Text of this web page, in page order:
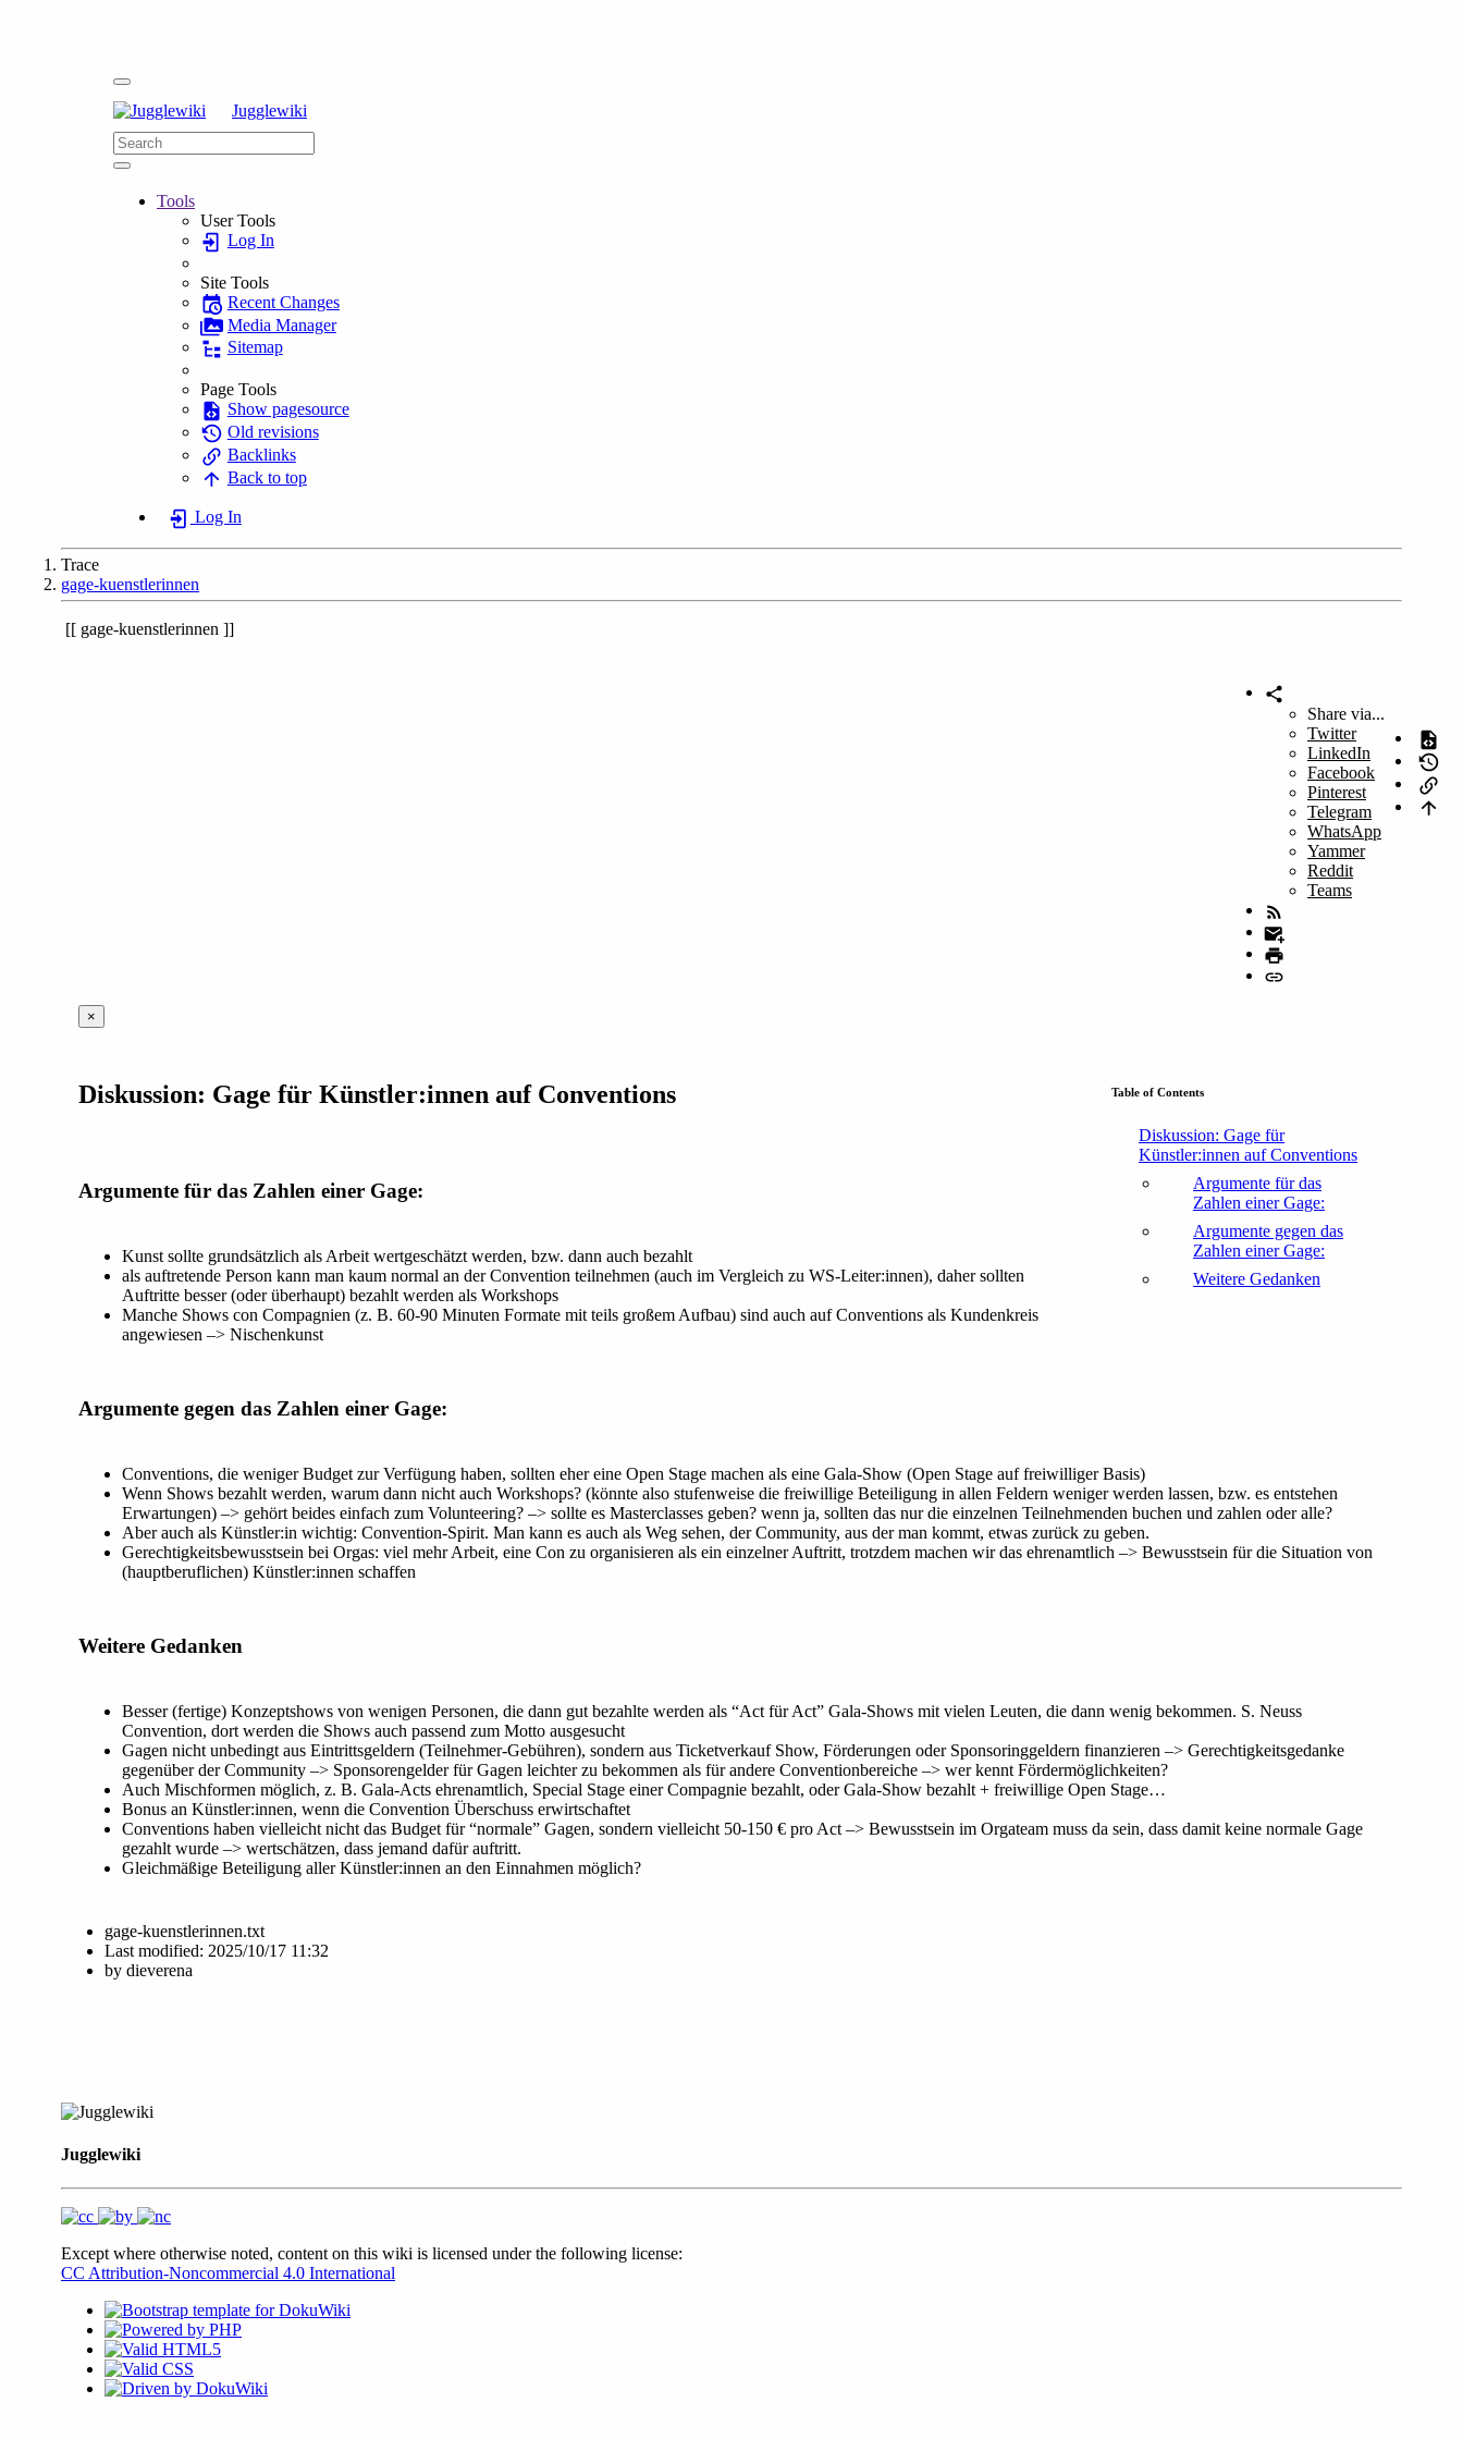
Jugglewiki
Tools
User Tools
Log In
Site Tools
Recent Changes
Media Manager
Sitemap
Page Tools
Show pagesource
Old revisions
Backlinks
Back to top
Log In
Trace
gage-kuenstlerinnen
gage-kuenstlerinnen
Share via...
Twitter
LinkedIn
Facebook
Pinterest
Telegram
WhatsApp
Yammer
Reddit
Teams
×
Table of Contents
Diskussion: Gage für
Künstler:innen auf Conventions
Argumente für das
Zahlen einer Gage:
Argumente gegen das
Zahlen einer Gage:
Weitere Gedanken
Diskussion: Gage für Künstler:innen auf Conventions
Argumente für das Zahlen einer Gage:
Kunst sollte grundsätzlich als Arbeit wertgeschätzt werden, bzw. dann auch bezahlt
als auftretende Person kann man kaum normal an der Convention teilnehmen (auch im Vergleich zu WS-Leiter:innen), daher sollten
Auftritte besser (oder überhaupt) bezahlt werden als Workshops
Manche Shows con Compagnien (z. B. 60-90 Minuten Formate mit teils großem Aufbau) sind auch auf Conventions als Kundenkreis
angewiesen –> Nischenkunst
Argumente gegen das Zahlen einer Gage:
Conventions, die weniger Budget zur Verfügung haben, sollten eher eine Open Stage machen als eine Gala-Show (Open Stage auf freiwilliger Basis)
Wenn Shows bezahlt werden, warum dann nicht auch Workshops? (könnte also stufenweise die freiwillige Beteiligung in allen Feldern weniger werden lassen, bzw. es entstehen
Erwartungen) –> gehört beides einfach zum Volunteering? –> sollte es Masterclasses geben? wenn ja, sollten das nur die einzelnen Teilnehmenden buchen und zahlen oder alle?
Aber auch als Künstler:in wichtig: Convention-Spirit. Man kann es auch als Weg sehen, der Community, aus der man kommt, etwas zurück zu geben.
Gerechtigkeitsbewusstsein bei Orgas: viel mehr Arbeit, eine Con zu organisieren als ein einzelner Auftritt, trotzdem machen wir das ehrenamtlich –> Bewusstsein für die Situation von
(hauptberuflichen) Künstler:innen schaffen
Weitere Gedanken
Besser (fertige) Konzeptshows von wenigen Personen, die dann gut bezahlte werden als “Act für Act” Gala-Shows mit vielen Leuten, die dann wenig bekommen. S. Neuss
Convention, dort werden die Shows auch passend zum Motto ausgesucht
Gagen nicht unbedingt aus Eintrittsgeldern (Teilnehmer-Gebühren), sondern aus Ticketverkauf Show, Förderungen oder Sponsoringgeldern finanzieren –> Gerechtigkeitsgedanke
gegenüber der Community –> Sponsorengelder für Gagen leichter zu bekommen als für andere Conventionbereiche –> wer kennt Fördermöglichkeiten?
Auch Mischformen möglich, z. B. Gala-Acts ehrenamtlich, Special Stage einer Compagnie bezahlt, oder Gala-Show bezahlt + freiwillige Open Stage…
Bonus an Künstler:innen, wenn die Convention Überschuss erwirtschaftet
Conventions haben vielleicht nicht das Budget für “normale” Gagen, sondern vielleicht 50-150 € pro Act –> Bewusstsein im Orgateam muss da sein, dass damit keine normale Gage
gezahlt wurde –> wertschätzen, dass jemand dafür auftritt.
Gleichmäßige Beteiligung aller Künstler:innen an den Einnahmen möglich?
gage-kuenstlerinnen.txt
Last modified: 2025/10/17 11:32
by dieverena
Jugglewiki
Except where otherwise noted, content on this wiki is licensed under the following license:
CC Attribution-Noncommercial 4.0 International